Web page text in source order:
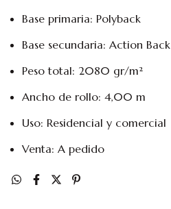
Base primaria: Polyback
Base secundaria: Action Back
Peso total: 2080 gr/m²
Ancho de rollo: 4,00 m
Uso: Residencial y comercial
Venta: A pedido